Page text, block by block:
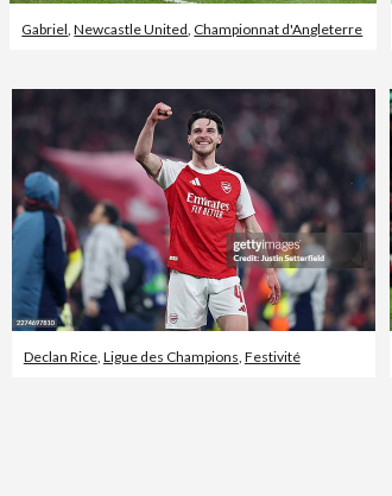
Gabriel,Newcastle United, Championnat d'Angleterre
Declan Rice, Ligue des Champions, Festivité